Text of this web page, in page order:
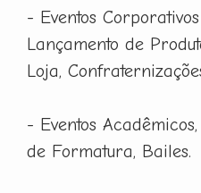
- Eventos
Lançamento de
Loja,
- Eventos
de Formatura, Bailes.